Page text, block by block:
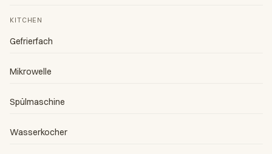
KITCHEN
Gefrierfach
Mikrowelle
Spülmaschine
Wasserkocher